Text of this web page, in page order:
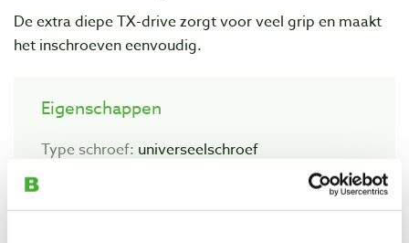
De extra diepe TX-drive zorgt voor veel grip en maakt
het inschroeven eenvoudig.
Eigenschappen
Type schroef: universeelschroef
Materiaal:gehard koolstofstaal